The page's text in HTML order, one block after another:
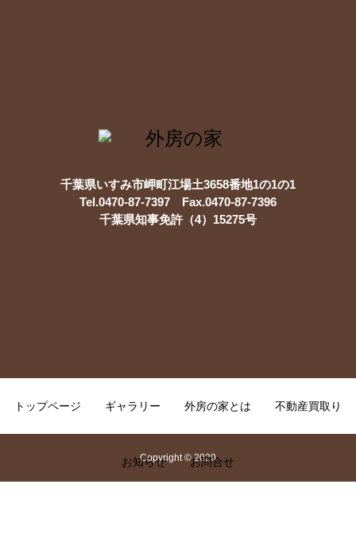
千葉県いすみ市岬町江場土3658番地1の1の1
Tel.0470-87-7397 Fax.0470-87-7396
千葉県知事免許（4）15275号
トップページ ギャラリー 外房の家とは 不動産買取り
お知らせ お問合せ
Copyright © 2020